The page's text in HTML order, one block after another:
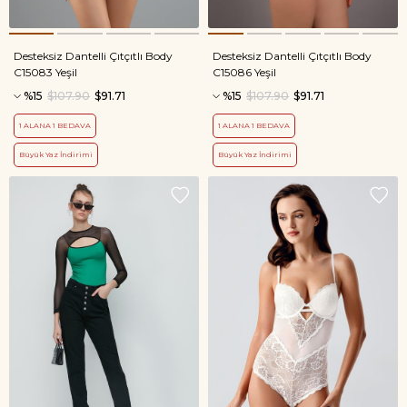
Desteksiz Dantelli Çıtçıtlı Body
C15083 Yeşil
%15
$91.71
$107.90
1 ALANA 1 BEDAVA
Büyük Yaz İndirimi
Desteksiz Dantelli Çıtçıtlı Body
C15086 Yeşil
%15
$91.71
$107.90
1 ALANA 1 BEDAVA
Büyük Yaz İndirimi